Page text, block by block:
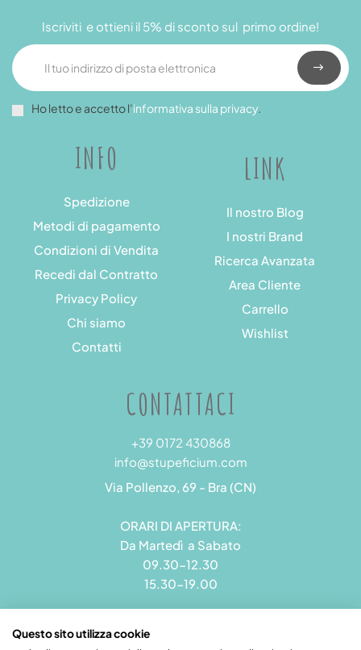
INFO
Spedizione
Metodi di pagamento
Condizioni di Vendita
Recedi dal Contratto
Privacy Policy
Chi siamo
Contatti
LINK
Il nostro Blog
I nostri Brand
Ricerca Avanzata
Area Cliente
Carrello
Wishlist
Iscriviti e ottieni il 5% di sconto sul primo ordine!
Ho letto e accetto l’informativa sulla privacy.
CONTATTACI
+39 0172 430868
info@stupeficium.com
Via Pollenzo, 69 - Bra (CN)
ORARI DI APERTURA:
Da Martedì a Sabato
09.30-12.30
15.30-19.00
Questo sito utilizza cookie